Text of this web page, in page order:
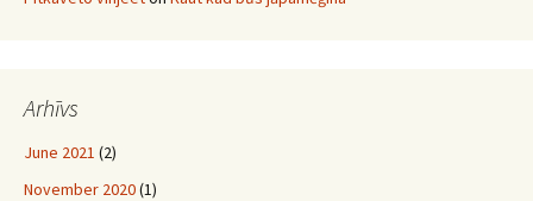
Arhīvs
June 2021 (2)
November 2020(1)